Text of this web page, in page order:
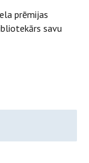
prēmijas
savu